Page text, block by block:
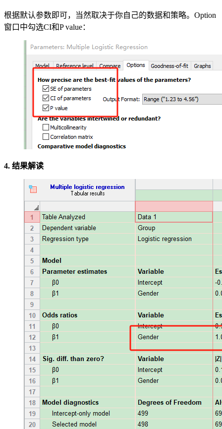
根据默认参数即可，当然取决于你自己的数据和策略。Option
窗口中勾选CI和P value：
4. 结果解读